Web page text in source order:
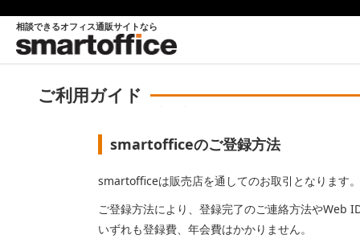
相談できるオフィス通販サイトなら
ご利用ガイド
smartofficeのご登録方法
smartofficeは販売店を通してのお取引となります。
ご登録方法により、登録完了のご連絡方法やWeb
いずれも登録費、年会費はかかりません。